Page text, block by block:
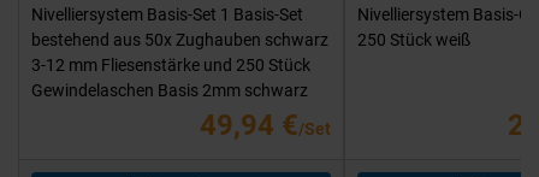
Nivelliersystem Basis-Set 1 Basis-Set
bestehend aus 50x Zughauben schwarz
3-12 mm Fliesenstärke und 250 Stück
Gewindelaschen Basis 2mm schwarz
49,94 €/Set
Nivelliersystem Basis-
250 Stück weiß